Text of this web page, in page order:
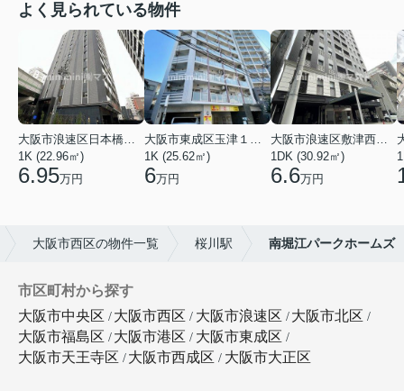
よく見られている物件
大阪市浪速区日本橋東３丁目
1K (22.96㎡)
6.95万円
大阪市東成区玉津１丁目
1K (25.62㎡)
6万円
大阪市浪速区敷津西１丁目
1DK (30.92㎡)
6.6万円
大阪市西区の物件一覧 桜川駅 南堀江パークホームズ
市区町村から探す
大阪市中央区
大阪市西区 大阪市浪速区
大阪市北区
大阪市福島区
大阪市港区
大阪市東成区
大阪市天王寺区
大阪市西成区 大阪市大正区